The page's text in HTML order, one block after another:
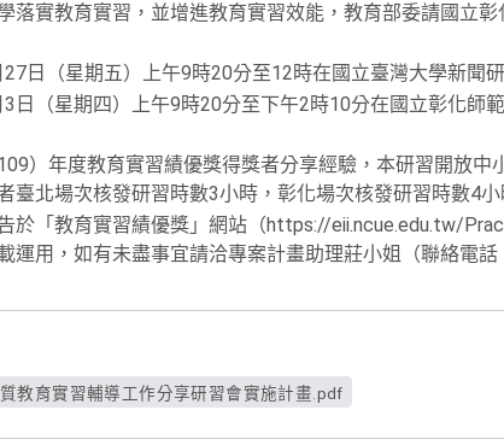
落實教育實習，並增進教育實習效能，教育部委請國立
日（星期五）上午9時20分至12時在國立臺灣大學新聞
日（星期四）上午9時20分至下午2時10分在國立彰化師
）年度教育實習績優獎得獎者分享經驗，本研習開放中
臺北場次核發研習時數3小時，彰化場次核發研習時數4小
於「教育實習績優獎」網站（https://eii.ncue.edu.tw/
運用，如有未盡事宜請洽專案計畫助理莊小姐（聯絡電
教育實習輔導工作分享研習會實施計畫.pdf